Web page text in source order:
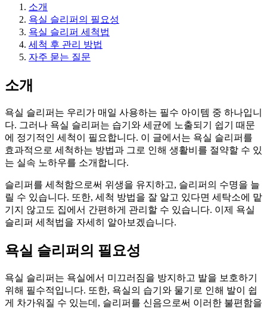
소개
욕실 슬리퍼의 필요성
욕실 슬리퍼 세척법
세척 후 관리 방법
자주 묻는 질문
소개
욕실 슬리퍼는 우리가 매일 사용하는 필수 아이템 중 하나입니
다. 그러나 욕실 슬리퍼는 습기와 세균에 노출되기 쉽기 때문
에 정기적인 세척이 필요합니다. 이 글에서는 욕실 슬리퍼를
효과적으로 세척하는 방법과 그로 인해 생활비를 절약할 수 있
는 실속 노하우를 소개합니다.
슬리퍼를 세척함으로써 위생을 유지하고, 슬리퍼의 수명을 늘
릴 수 있습니다. 또한, 세척 방법을 잘 알고 있다면 세탁소에 맡
기지 않고도 집에서 간편하게 관리할 수 있습니다. 이제 욕실
슬리퍼 세척법을 자세히 알아보겠습니다.
욕실 슬리퍼의 필요성
욕실 슬리퍼는 욕실에서 미끄러짐을 방지하고 발을 보호하기
위해 필수적입니다. 또한, 욕실의 습기와 물기로 인해 발이 쉽
게 차가워질 수 있는데, 슬리퍼를 신음으로써 이러한 불편함을